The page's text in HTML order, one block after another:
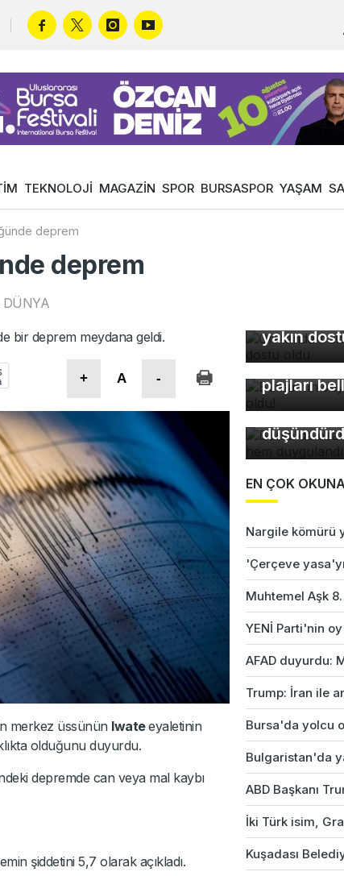
TEKNOLOJİ MAGAZİN SPOR BURSASPOR YAŞAM
deprem
deprem
DÜNYA
bir deprem meydana geldi.
+ A -
merkez üssünün Iwateeyaletinin
olduğunu duyurdu.
depremde can veya mal kaybı
şiddetini 5,7 olarak açıkladı.
yakın
Bursa'nın
plajları
Bursa'da
sokak
EN ÇOK
Nargile kömürü
'Çerçeve
Muhtemel Aşk
YENİ Parti'nin
AFAD duyurdu:
Trump: İran ile
Bursa'da yolcu
Bulgaristan'da
ABD Başkanı
İki Türk isim,
Kuşadası